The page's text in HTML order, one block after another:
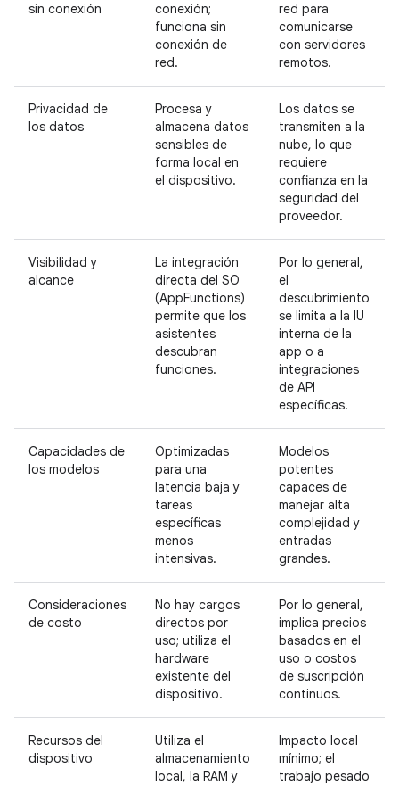
sin conexión
conexión;
funciona sin
conexión de
red.
red para
comunicarse
con servidores
remotos.
Privacidad de
los datos
Procesa y
almacena datos
sensibles de
forma local en
el dispositivo.
Los datos se
transmiten a la
nube, lo que
requiere
confianza en la
seguridad del
proveedor.
Visibilidad y
alcance
La integración
directa del SO
(AppFunctions)
permite que los
asistentes
descubran
funciones.
Por lo general,
el
descubrimiento
se limita a la IU
interna de la
app o a
integraciones
de API
específicas.
Capacidades de
los modelos
Optimizadas
para una
latencia baja y
tareas
específicas
menos
intensivas.
Modelos
potentes
capaces de
manejar alta
complejidad y
entradas
grandes.
Consideraciones
de costo
No hay cargos
directos por
uso; utiliza el
hardware
existente del
dispositivo.
Por lo general,
implica precios
basados en el
uso o costos
de suscripción
continuos.
Recursos del
dispositivo
Utiliza el
almacenamiento
local, la RAM y
Impacto local
mínimo; el
trabajo pesado